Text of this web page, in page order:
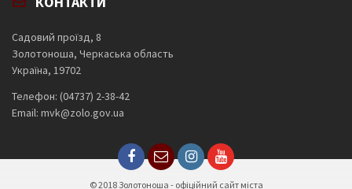
Садовий проїзд, 8
Золотоноша, Черкаська область
Україна, 19702
Телефон: (04737) 2-38-42
Email: mvk@zolo.gov.ua
© 2018 Золотоноша - офіційний сайт міста